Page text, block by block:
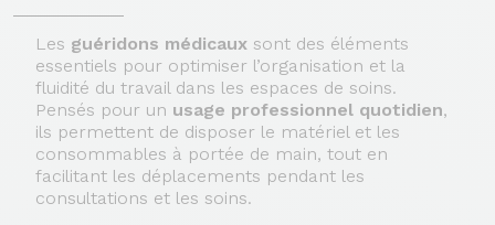
Les guéridons médicaux sont des éléments
essentiels pour optimiser l’organisation et la
fluidité du travail dans les espaces de soins.
Pensés pour un usage professionnel quotidien,
ils permettent de disposer le matériel et les
consommables à portée de main, tout en
facilitant les déplacements pendant les
consultations et les soins.